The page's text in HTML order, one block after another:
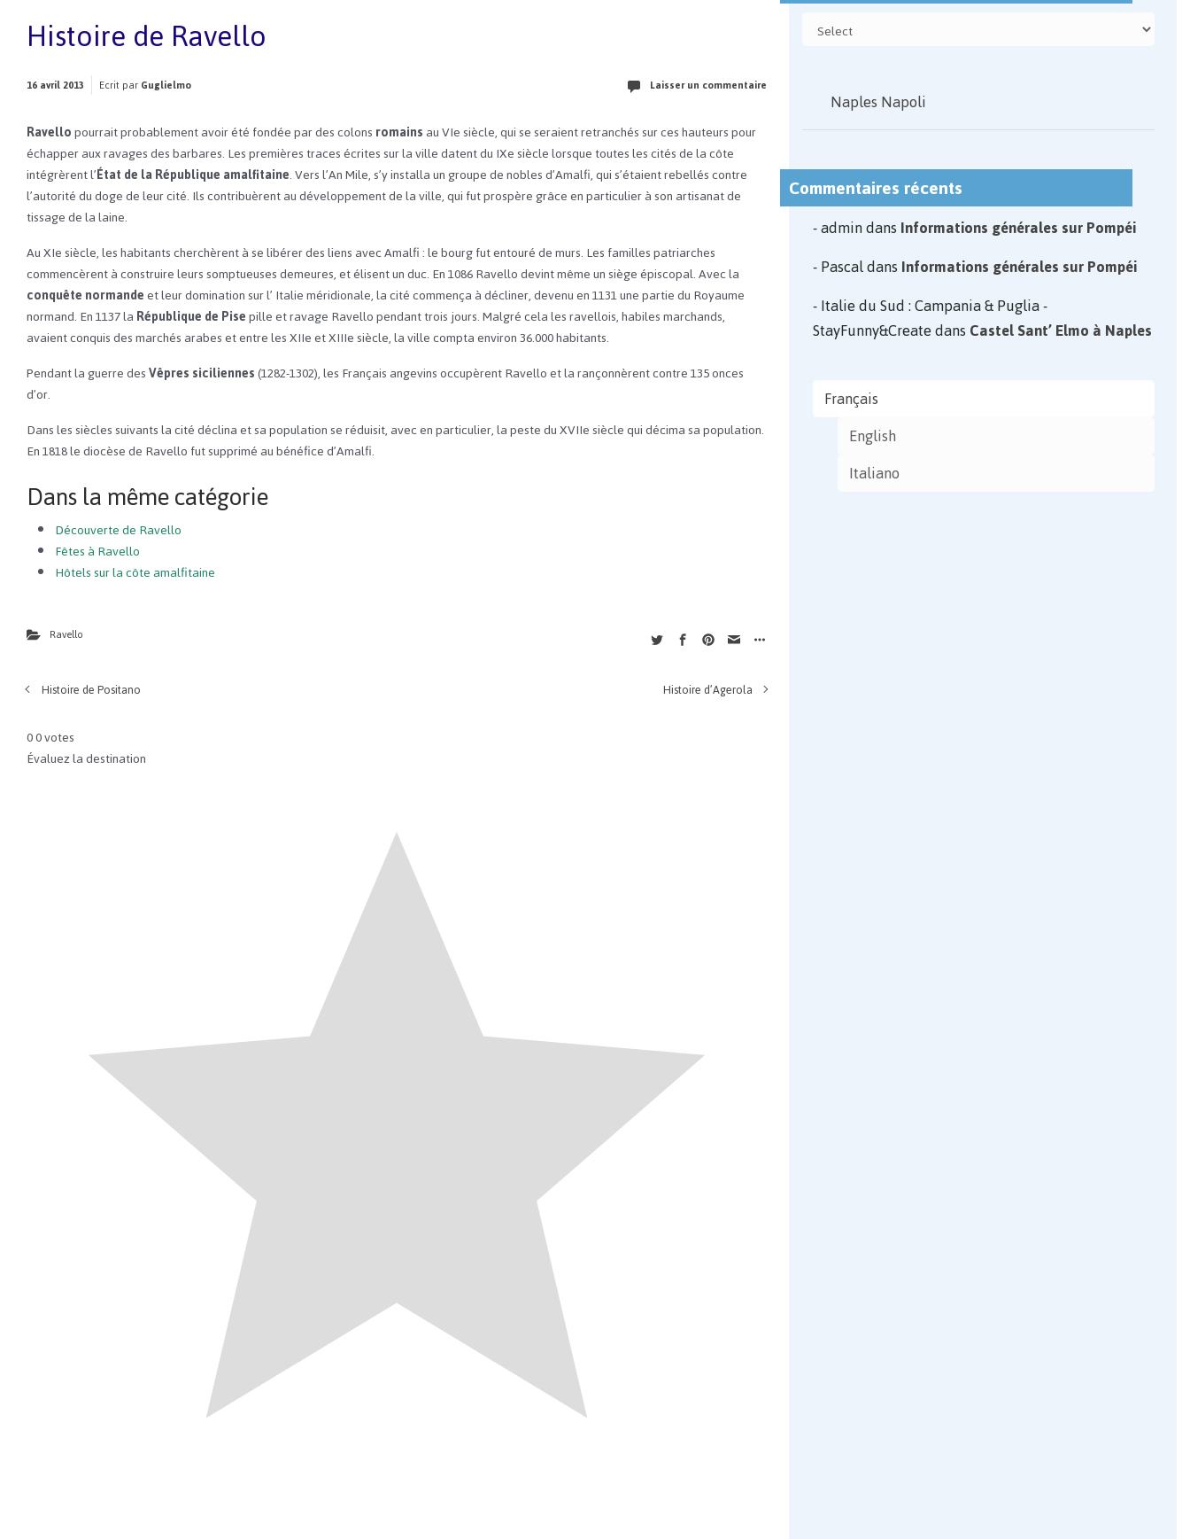
Histoire de Ravello
16 avril 2013 Ecrit parGuglielmo Laisser un commentaire
Ravellopourrait probablement avoir été fondée par des colonsromainsau VIe siècle, qui se seraient retranchés sur ces hauteurs pour
échapper aux ravages des barbares. Les premières traces écrites sur la ville datent du IXe siècle lorsque toutes les cités de la côte
intégrèrent l’État de la République amalfitaine. Vers l’An Mile, s’y installa un groupe de nobles d’Amalfi, qui s’étaient rebellés contre
l’autorité du doge de leur cité. Ils contribuèrent au développement de la ville, qui fut prospère grâce en particulier à son artisanat de
tissage de la laine.
Au XIe siècle, les habitants cherchèrent à se libérer des liens avec Amalfi : le bourg fut entouré de murs. Les familles patriarches
commencèrent à construire leurs somptueuses demeures, et élisent un duc. En 1086 Ravello devint même un siège épiscopal. Avec la
conquête normandeet leur domination sur l’ Italie méridionale, la cité commença à décliner, devenu en 1131 une partie du Royaume
normand. En 1137 laRépublique de Pisepille et ravage Ravello pendant trois jours. Malgré cela les ravellois, habiles marchands,
avaient conquis des marchés arabes et entre les XIIe et XIIIe siècle, la ville compta environ 36.000 habitants.
Pendant la guerre desVêpres siciliennes(1282-1302), les Français angevins occupèrent Ravello et la rançonnèrent contre 135 onces
d’or.
Dans les siècles suivants la cité déclina et sa population se réduisit, avec en particulier, la peste du XVIIe siècle qui décima sa population.
En 1818 le diocèse de Ravello fut supprimé au bénéfice d’Amalfi.
Dans la même catégorie
Découverte de Ravello
Fêtes à Ravello
Hôtels sur la côte amalfitaine
Ravello
Histoire de Positano Histoire d’Agerola
00votes
Évaluez la destination
Naples Napoli
Commentaires récents
admindansInformations générales sur Pompéi
PascaldansInformations générales sur Pompéi
Italie du Sud : Campania & Puglia -
StayFunny&CreatedansCastel Sant’ Elmo à Naples
Français
English
Italiano